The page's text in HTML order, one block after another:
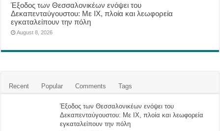
Έξοδος των Θεσσαλονικέων ενόψει του
Δεκαπενταύγουστου: Με ΙΧ, πλοία και λεωφορεία
εγκαταλείπουν την πόλη
August 8, 2026
Recent Popular Comments Tags
Έξοδος των Θεσσαλονικέων ενόψει του
Δεκαπενταύγουστου: Με ΙΧ, πλοία και λεωφορεία
εγκαταλείπουν την πόλη